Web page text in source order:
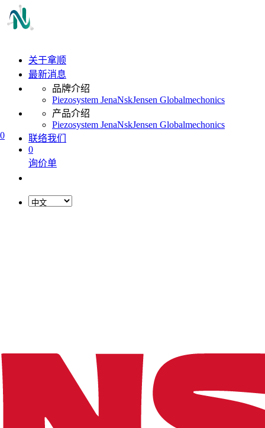
0
关于拿顺
最新消息
品牌介绍
Piezosystem JenaNskJensen Globalmechonics
产品介绍
Piezosystem JenaNskJensen Globalmechonics
联络我们
0
询价单